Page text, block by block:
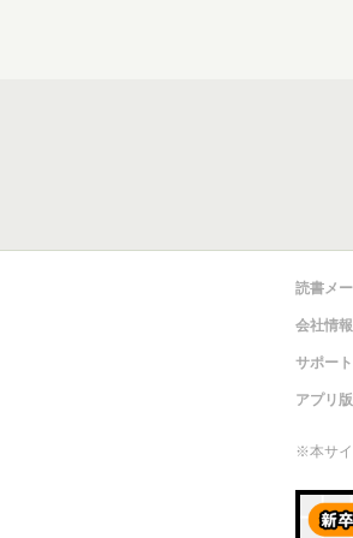
読書メ
会社情報
サポート
アプリ
※本サイ